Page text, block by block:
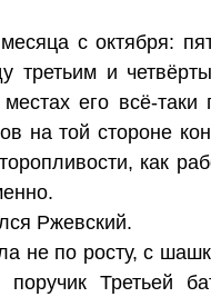
с октября:
третьим и
его всё-
на той стороне
как
Ржевский.
по росту, с
Третьей